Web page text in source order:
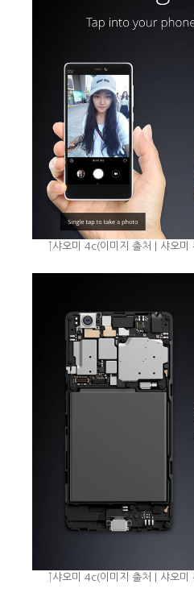
↑샤오미 4c(이미지 출처 | 샤오
↑샤오미 4c(이미지 출처 | 샤오